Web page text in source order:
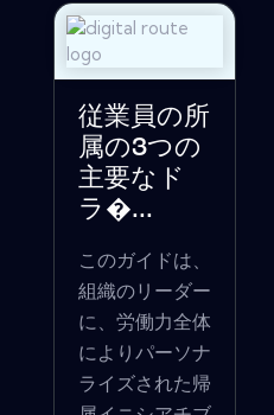
従業員の所
属の3つの
主要なド
ラ�...
このガイドは、
組織のリーダー
に、労働力全体
によりパーソナ
ライズされた帰